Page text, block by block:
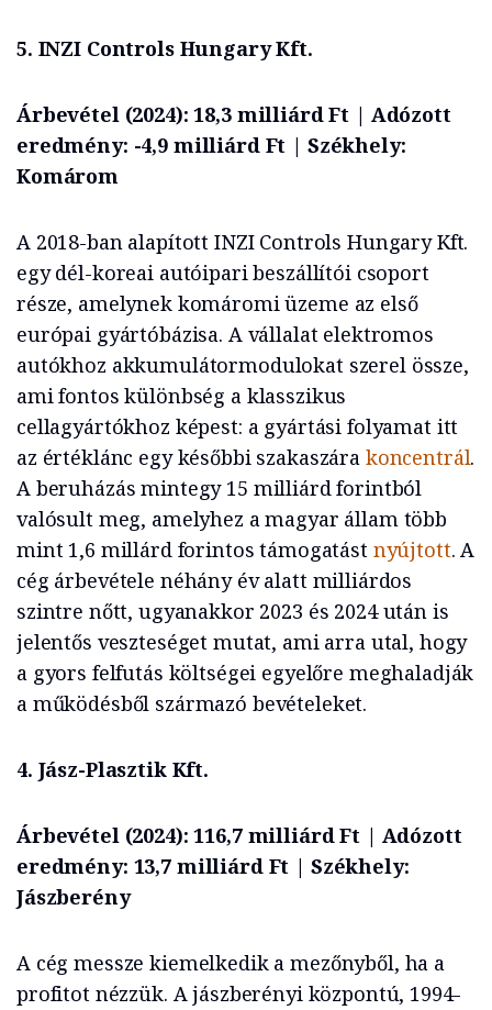
5. INZI Controls Hungary Kft.
Árbevétel (2024): 18,3 milliárd Ft | Adózott
eredmény: -4,9 milliárd Ft | Székhely:
Komárom
A 2018-ban alapított INZI Controls Hungary Kft.
egy dél-koreai autóipari beszállítói csoport
része, amelynek komáromi üzeme az első
európai gyártóbázisa. A vállalat elektromos
autókhoz akkumulátormodulokat szerel össze,
ami fontos különbség a klasszikus
cellagyártókhoz képest: a gyártási folyamat itt
az értéklánc egy későbbi szakaszára koncentrál.
A beruházás mintegy 15 milliárd forintból
valósult meg, amelyhez a magyar állam több
mint 1,6 millárd forintos támogatást nyújtott. A
cég árbevétele néhány év alatt milliárdos
szintre nőtt, ugyanakkor 2023 és 2024 után is
jelentős veszteséget mutat, ami arra utal, hogy
a gyors felfutás költségei egyelőre meghaladják
a működésből származó bevételeket.
4. Jász-Plasztik Kft.
Árbevétel (2024): 116,7 milliárd Ft | Adózott
eredmény: 13,7 milliárd Ft | Székhely:
Jászberény
A cég messze kiemelkedik a mezőnyből, ha a
profitot nézzük. A jászberényi központú, 1994-